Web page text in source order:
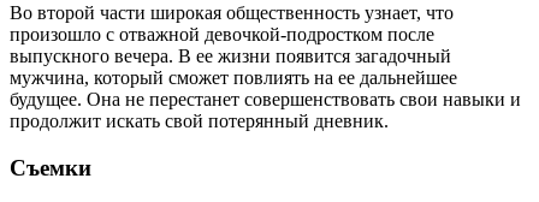
Во второй части широкая общественность узнает, что
произошло с отважной девочкой-подростком после
выпускного вечера. В ее жизни появится загадочный
мужчина, который сможет повлиять на ее дальнейшее
будущее. Она не перестанет совершенствовать свои навыки и
продолжит искать свой потерянный дневник.
Съемки